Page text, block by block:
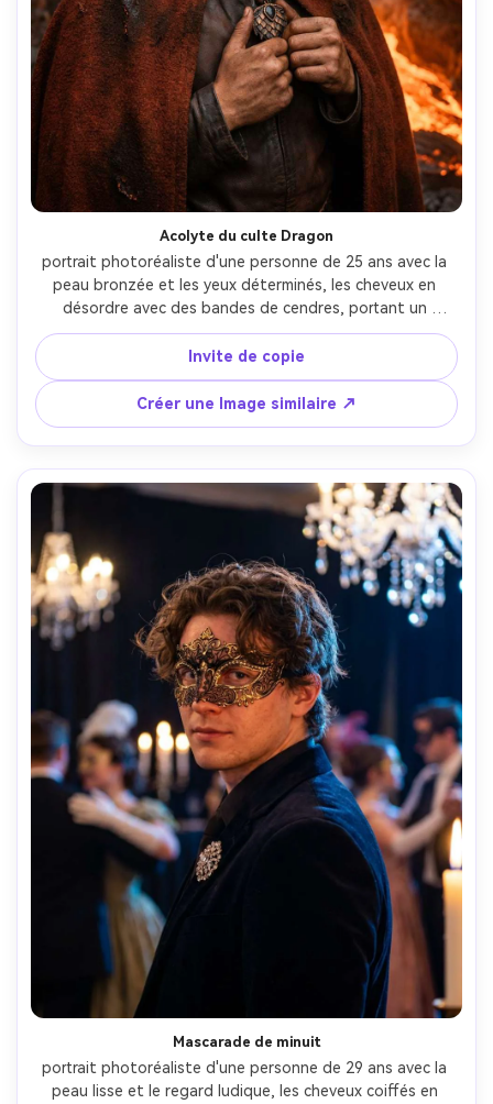
Acolyte du culte Dragon
portrait photoréaliste d'une personne de 25 ans avec la
peau bronzée et les yeux déterminés, les cheveux en
désordre avec des bandes de cendres, portant un
manteau rouge brûlé et un pendentif à l'échelle de
dragon, dans une grotte volcanique avec des veines de
magma brillantes et de la fumée, sous-éclairage orange
de la lave avec une lumière fraîche au-dessus de la tête,
Sony A7S III, 50mm f/1.4, portrait poitrine, pendentif
serrant les mains, humeur intense fervente, brume de
chaleur réaliste, ombres naturelles, qualité chaude
cinématographique, mise au point nette-AR 4:5
Invite de copie
Créer une Image similaire ↗
Mascarade de minuit
portrait photoréaliste d'une personne de 29 ans avec la
peau lisse et le regard ludique, les cheveux coiffés en